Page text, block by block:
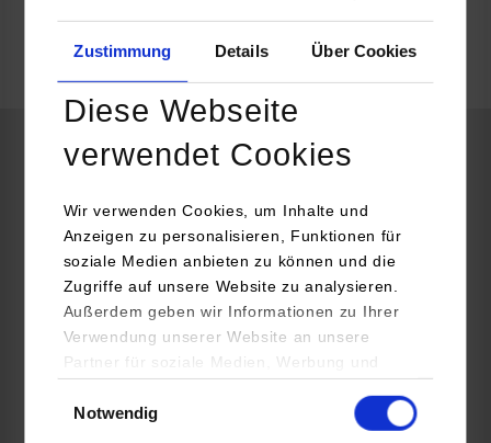
Zustimmung Details Über Cookies
Diese Webseite
verwendet Cookies
Wir verwenden Cookies, um Inhalte und
Anzeigen zu personalisieren, Funktionen für
soziale Medien anbieten zu können und die
Zugriffe auf unsere Website zu analysieren.
Außerdem geben wir Informationen zu Ihrer
Verwendung unserer Website an unsere
Partner für soziale Medien, Werbung und
YouTube, Google Maps) führen diese
Notwendig
Maschinenbau / Kunststofftechnik
Infinex Kunststofftechnik GmbH
Heinrich-Schickhardt-Str. 1
72221 Haiterbach
www.infinex-group.de
MBA Christoph Neuffer
07456 69083 529